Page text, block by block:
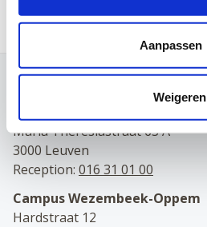
Aanpassen
Weigeren
Maria Theresiastraat 63 A
3000 Leuven
Reception: 016 31 01 00
Campus Wezembeek-Oppem
Hardstraat 12